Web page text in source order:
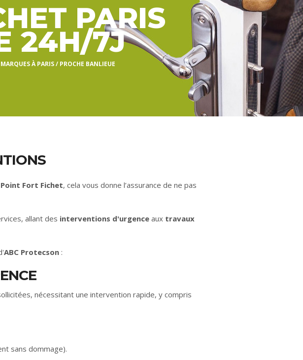
PARIS
24H/7J
À PARIS / PROCHE BANLIEUE
Point Fort Fichet, cela vous donne l’assurance de ne pas
allant des interventions d'urgence aux travaux
ABC Protecson :
nécessitant une intervention rapide, y compris
sans dommage).